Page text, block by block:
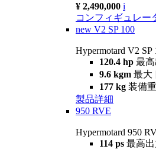
¥ 2,490,000 i
コンフィギュレー
new V2 SP 100
Hypermotard V2 SP
120.4 hp 最
9.6 kgm 最大
177 kg 装備
製品詳細
950 RVE
Hypermotard 950
114 ps 最高出